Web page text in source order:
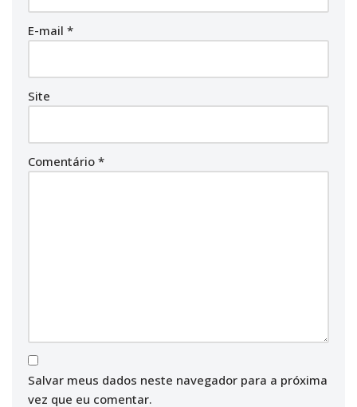
E-mail *
Site
Comentário *
Salvar meus dados neste navegador para a próxima
vez que eu comentar.